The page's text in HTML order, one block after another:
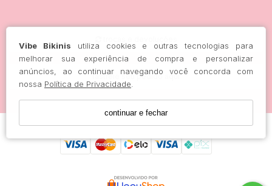
Vibe Bikinis utiliza cookies e outras tecnologias para
melhorar sua experiência de compra e personalizar
anúncios, ao continuar navegando você concorda com
nossa Política de Privacidade
continuar e fechar
rastreie seu pedido aqui